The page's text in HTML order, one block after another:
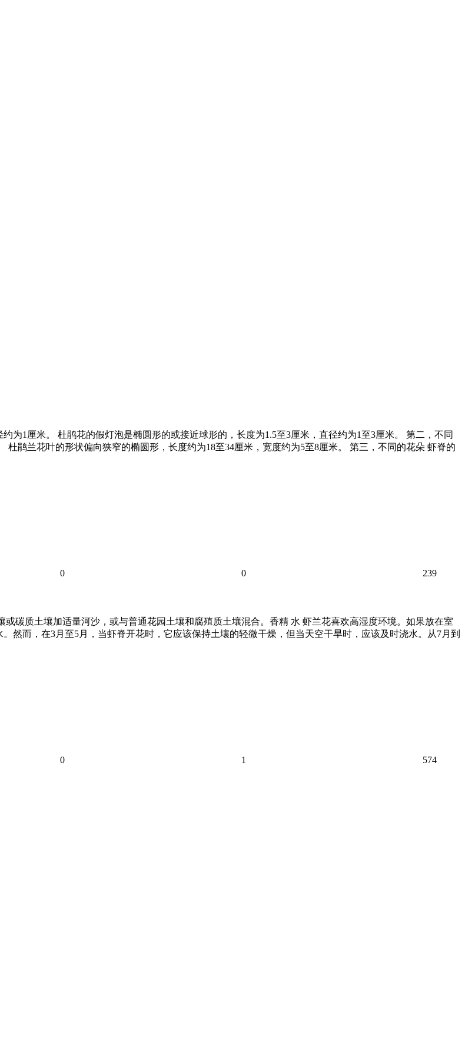
为1厘米。 杜鹃花的假灯泡是椭圆形的或接近球形的，长度为1.5至3厘米，直径约为1至3厘米。 第二，不同
鹃兰花叶的形状偏向狭窄的椭圆形，长度约为18至34厘米，宽度约为5至8厘米。 第三，不同的花朵 虾脊的
0 0 239
碳质土壤加适量河沙，或与普通花园土壤和腐殖质土壤混合。香精 水 虾兰花喜欢高湿度环境。如果放在室
然而，在3月至5月，当虾脊开花时，它应该保持土壤的轻微干燥，但当天空干旱时，应该及时浇水。从7月到
0 1 574